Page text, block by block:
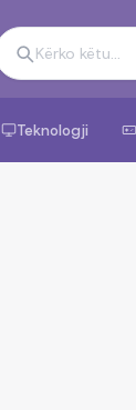
Teknologji